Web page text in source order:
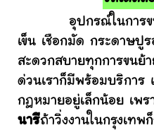
อุปกรณ์ในการขนย้
เข็น เชือกมัด กระดาษปู
สะดวกสบายทุกการขนย้
ด่วนเราก็มีพร้อมบริการ
กฎหมายอยู่เล็กน้อย เพร
นารีถ้าวิ่งงานในกรุงเทพ